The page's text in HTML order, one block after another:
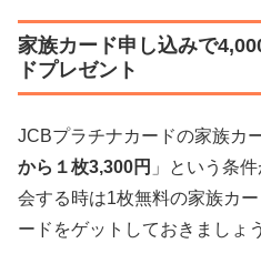
家族カード申し込みで
ドプレゼント
JCBプラチナカードの家族カ
から１枚3,300円 」という条
会する時は1枚無料の家族カ
ードをゲットしておきましょう